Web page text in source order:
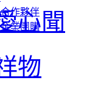
合作夥伴
企業團購
心聞
物